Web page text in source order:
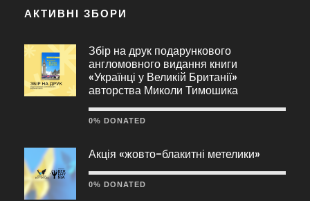
АКТИВНІ ЗБОРИ
Збір на друк подарункового
англомовного видання книги
«Українці у Великій Британії»
авторства Миколи Тимошика
0% DONATED
Акція «жовто-блакитні метелики»
0% DONATED